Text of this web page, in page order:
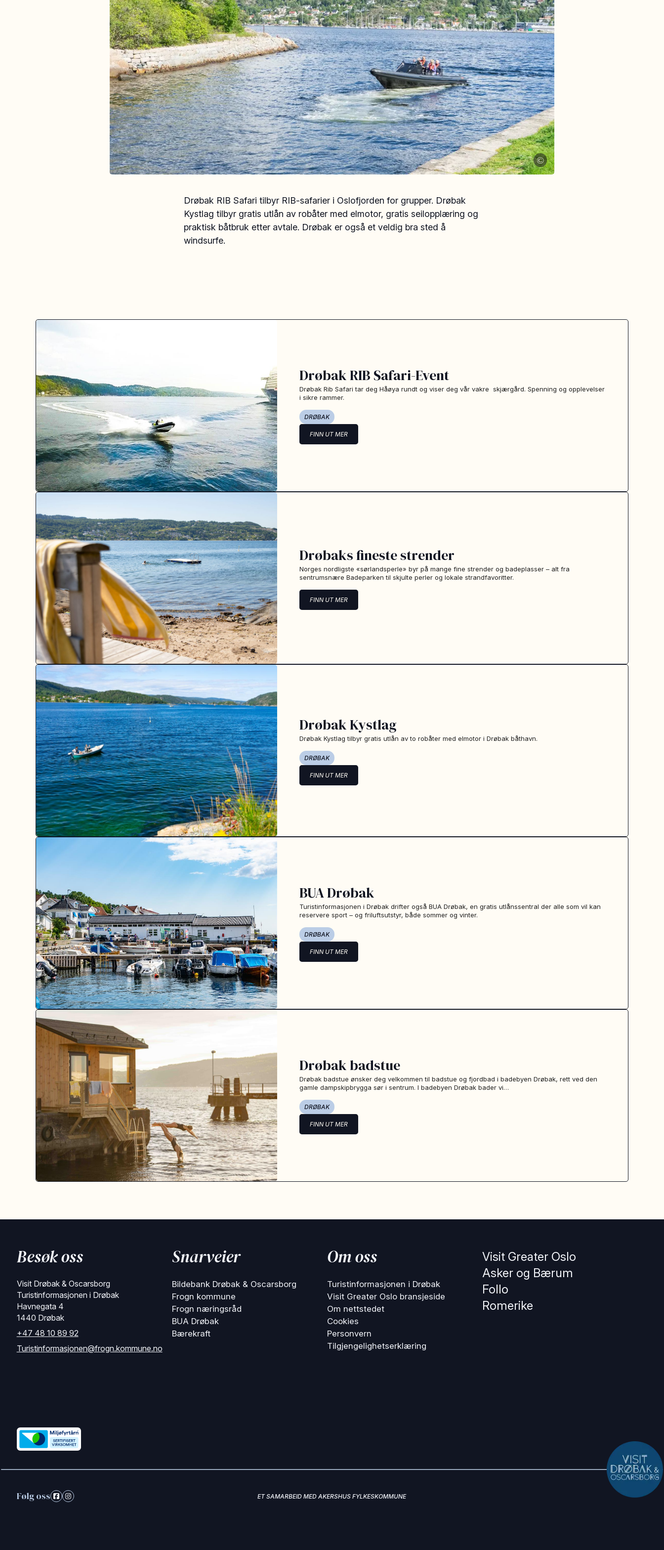
©
Drøbak RIB Safari tilbyr RIB-safarier i Oslofjorden for grupper. Drøbak
Kystlag tilbyr gratis utlån av robåter med elmotor, gratis seilopplæring og
praktisk båtbruk etter avtale. Drøbak er også et veldig bra sted å
windsurfe.
Drøbak RIB Safari-Event
Drøbak Rib Safari tar deg Håøya rundt og viser deg vår vakre skjærgård. Spenning og opplevelser
i sikre rammer.
DRØBAK
FINN UT MER
Drøbaks fineste strender
Norges nordligste «sørlandsperle» byr på mange fine strender og badeplasser – alt fra
sentrumsnære Badeparken til skjulte perler og lokale strandfavoritter.
FINN UT MER
Drøbak Kystlag
Drøbak Kystlag tilbyr gratis utlån av to robåter med elmotor i Drøbak båthavn.
DRØBAK
FINN UT MER
BUA Drøbak
Turistinformasjonen i Drøbak drifter også BUA Drøbak, en gratis utlånssentral der alle som vil kan
reservere sport – og friluftsutstyr, både sommer og vinter.
DRØBAK
FINN UT MER
Drøbak badstue
Drøbak badstue ønsker deg velkommen til badstue og fjordbad i badebyen Drøbak, rett ved den
gamle dampskipbrygga sør i sentrum. I badebyen Drøbak bader vi…
DRØBAK
FINN UT MER
Besøk oss
Visit Drøbak & Oscarsborg
Turistinformasjonen i Drøbak
Havnegata 4
1440 Drøbak
+47 48 10 89 92
Turistinformasjonen@frogn.kommune.no
Snarveier
Bildebank Drøbak & Oscarsborg
Frogn kommune
Frogn næringsråd
BUA Drøbak
Bærekraft
Om oss
Turistinformasjonen i Drøbak
Visit Greater Oslo bransjeside
Om nettstedet
Cookies
Personvern
Tilgjengelighetserklæring
Visit Greater Oslo
Asker og Bærum
Follo
Romerike
Følg oss ET SAMARBEID MED AKERSHUS FYLKESKOMMUNE